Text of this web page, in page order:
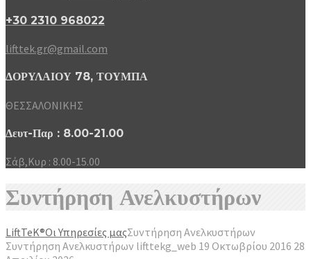
+30 2310 968022
lifttek.gr@gmail.com
ΔΟΡΥΛΑΙΟΥ 78, ΤΟΥΜΠΑ
ΘΕΣΣΑΛΟΝΙΚΗΣ
Δευτ-Παρ : 8.00-21.00
Σάβ,Κυρ : 8.00-15.00
Συντήρηση Ανελκυστήρων
LiftTeK®Οι Υπηρεσίες μαςΣυντήρηση Ανελκυστήρων
Συντήρηση Ανελκυστήρων lifttekg_web 19 Οκτωβρίου 2016 28